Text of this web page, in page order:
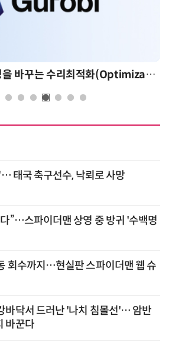
AI 시대의 의사결정을 바꾸는 수리최적화(Optimization): 실제 산업 적용 사례와 활용 전략
태국 축구선수, 낙뢰로 사망
”…스파이더맨 상영 중 방귀 '수백명
회수까지…현실판 스파이더맨 웹 슈
바닥서 드러난 '나치 침몰선'… 암반
바꾼다